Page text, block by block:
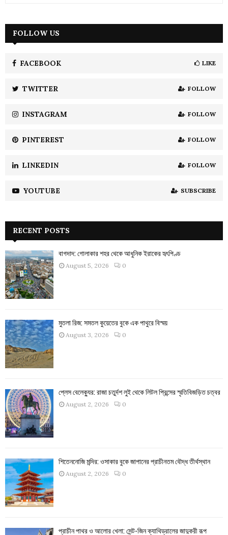
h
H
FOLLOW US
FACEBOOK LIKE
TWITTER FOLLOW
INSTAGRAM FOLLOW
PINTEREST FOLLOW
LINKEDIN FOLLOW
YOUTUBE SUBSCRIBE
RECENT POSTS
বাগদাদ: গোলাকার শহর থেকে আধুনিক ইরাকের হৃৎপিণ্ড
August 5, 2026 0
মুতলা রিজ: সমতল কুয়েতের বুকে এক পাথুরে বিস্ময়
August 3, 2026 0
প্লেস বেলেক্যুর: রাজা চতুর্দশ লুই থেকে লিটল প্রিন্সের স্মৃতিবিজড়িত চত্বর
August 2, 2026 0
শিতেননোজি মন্দির: ওসাকার বুকে জাপানের প্রাচীনতম বৌদ্ধ তীর্থস্থান
August 2, 2026 0
প্রাচীন পাথর ও আলোর খেলা: সেন্ট-জিন ক্যাথিড্রালের জাদুকরী রূপ